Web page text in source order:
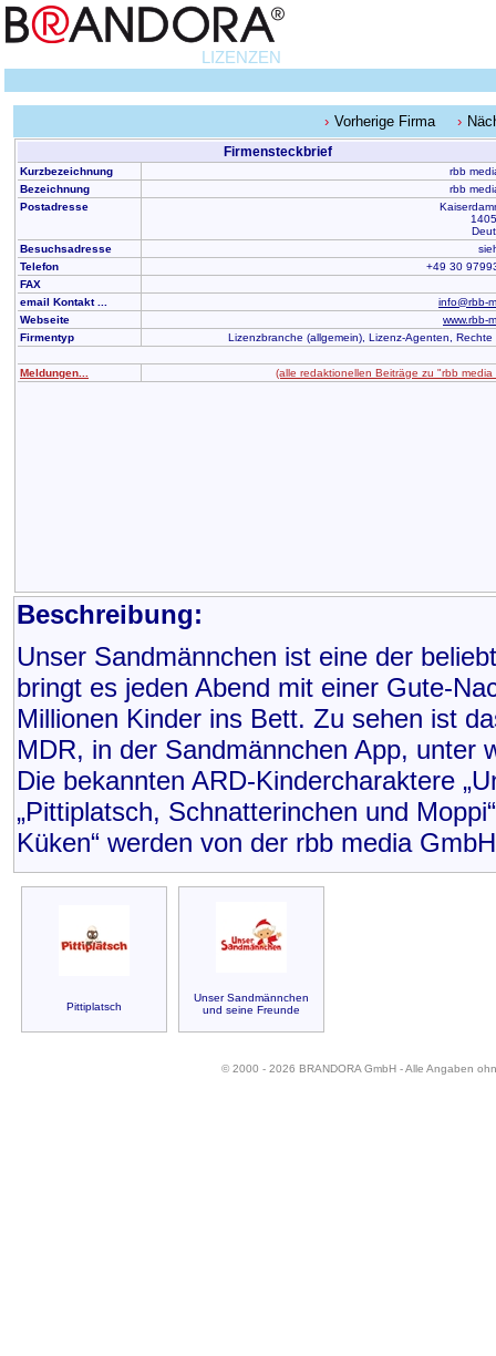
LIZENZEN
Vorherige Firma
Firmensteckbrief
Kurzbezeichnung
rbb
Bezeichnung
rbb
Postadresse
Besuchsadresse
Telefon
+49 30
FAX
email Kontakt ...
info@rbb-
Webseite
www.rbb-
Firmentyp
Lizenzbranche (allgemein), Lizenz-Agenten, Rechte
Meldungen... (alle redaktionellen Beiträge zu "rbb media
Beschreibung:
Unser Sandmännchen ist eine der
bringt es jeden Abend mit einer Gute-
Millionen Kinder ins Bett. Zu sehen ist
MDR, in der Sandmännchen App, unter
Die bekannten ARD-Kindercharaktere
„Pittiplatsch, Schnatterinchen und
Küken“ werden von der rbb media
Pittiplatsch
Unser Sandmännchen
und seine Freunde
© 2000 - 2026 BRANDORA GmbH - Alle Angaben